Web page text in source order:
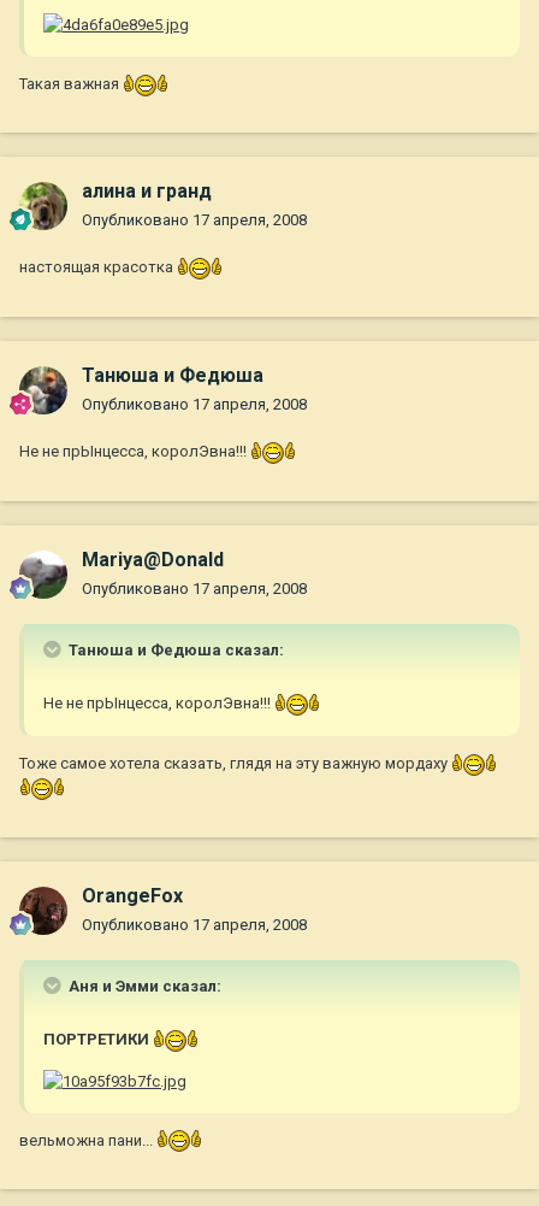
Такая важная
алина и гранд
Опубликовано 17 апреля, 2008
настоящая красотка
Танюша и Федюша
Опубликовано 17 апреля, 2008
Не не прЫнцесса, королЭвна!!!
Mariya@Donald
Опубликовано 17 апреля, 2008
Танюша и Федюша сказал:
Не не прЫнцесса, королЭвна!!!
Тоже самое хотела сказать, глядя на эту важную мордаху
OrangeFox
Опубликовано 17 апреля, 2008
Аня и Эмми сказал:
ПОРТРЕТИКИ
вельможна пани...